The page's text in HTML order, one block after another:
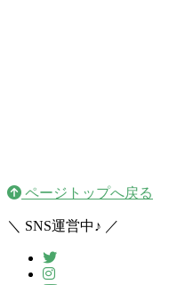
ページトップへ戻る
＼ SNS運営中♪ ／